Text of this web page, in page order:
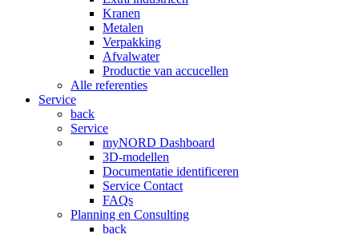
Kranen
Metalen
Verpakking
Afvalwater
Productie van accucellen
Alle referenties
Service
back
Service
myNORD Dashboard
3D-modellen
Documentatie identificeren
Service Contact
FAQs
Planning en Consulting
back